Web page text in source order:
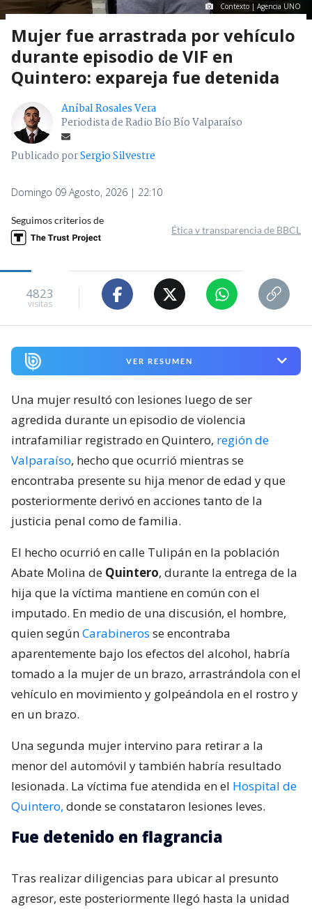
Contexto | Agencia UNO
Mujer fue arrastrada por vehículo
durante episodio de VIF en
Quintero: expareja fue detenida
Aníbal Rosales Vera
Periodista de Radio Bío Bío Valparaíso
Publicado porSergio Silvestre
Domingo 09 Agosto, 2026 | 22:10
Seguimos criterios de
Ética y transparencia de BBCL
4823
visitas
VER RESUMEN
Una mujer resultó con lesiones luego de ser
agredida durante un episodio de violencia
intrafamiliar registrado en Quintero, región de
Valparaíso, hecho que ocurrió mientras se
encontraba presente su hija menor de edad y que
posteriormente derivó en acciones tanto de la
justicia penal como de familia.
El hecho ocurrió en calle Tulipán en la población
Abate Molina de Quintero, durante la entrega de la
hija que la víctima mantiene en común con el
imputado. En medio de una discusión, el hombre,
quien segúnCarabineros se encontraba
aparentemente bajo los efectos del alcohol, habría
tomado a la mujer de un brazo, arrastrándola con el
vehículo en movimiento y golpeándola en el rostro y
en un brazo.
Una segunda mujer intervino para retirar a la
menor del automóvil y también habría resultado
lesionada. La víctima fue atendida en el Hospital de
Quintero, donde se constataron lesiones leves.
Fue detenido en flagrancia
Tras realizar diligencias para ubicar al presunto
agresor, este posteriormente llegó hasta la unidad